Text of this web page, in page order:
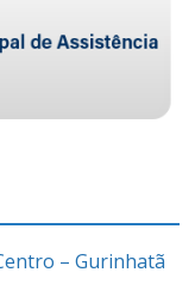
– Gurinhatã